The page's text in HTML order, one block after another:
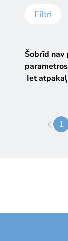
Filtri
Šobrīd nav
Iet
1